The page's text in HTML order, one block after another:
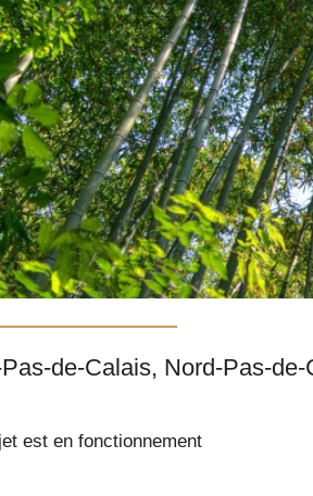
est en fonctionnement